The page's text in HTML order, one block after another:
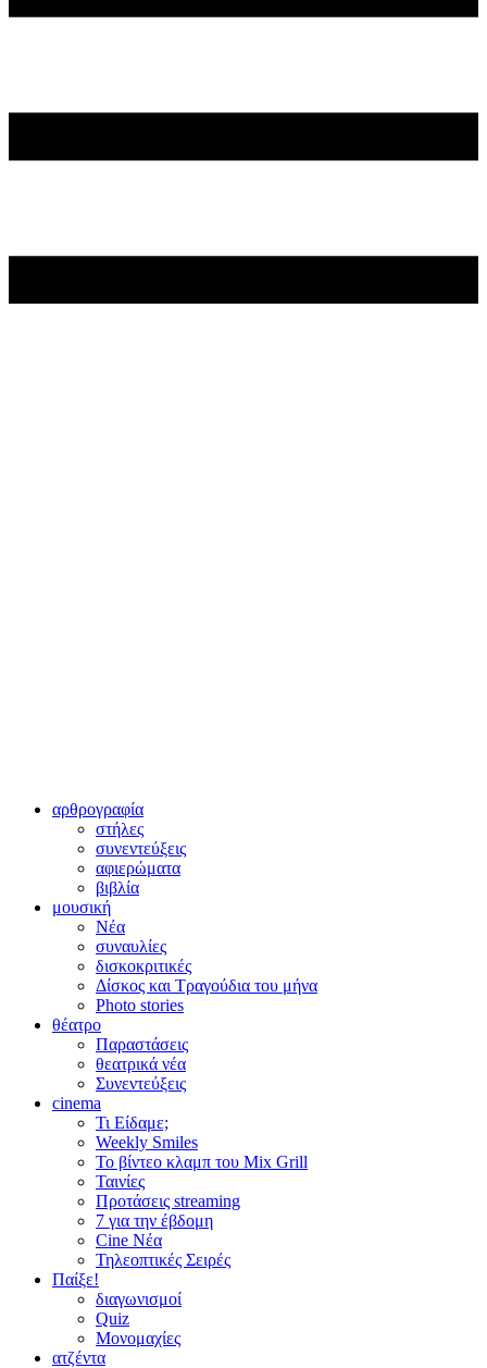
αρθρογραφία
στήλες
συνεντεύξεις
αφιερώματα
βιβλία
μουσική
Νέα
συναυλίες
δισκοκριτικές
Δίσκος και Τραγούδια του μήνα
Photo stories
θέατρο
Παραστάσεις
θεατρικά νέα
Συνεντεύξεις
cinema
Τι Είδαμε;
Weekly Smiles
Το βίντεο κλαμπ του Mix Grill
Ταινίες
Προτάσεις streaming
7 για την έβδομη
Cine Νέα
Τηλεοπτικές Σειρές
Παίξε!
διαγωνισμοί
Quiz
Μονομαχίες
ατζέντα